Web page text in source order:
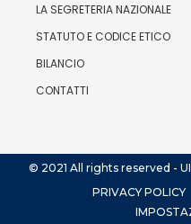
LA SEGRETERIA NAZIONALE
STATUTO E CODICE ETICO
BILANCIO
CONTATTI
© 2021 All rights reserved -
PRIVACY POLICY